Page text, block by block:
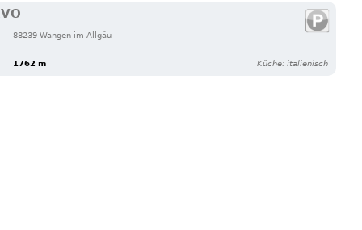
88239 Wangen im Allgäu
1762 m Küche: italienisch